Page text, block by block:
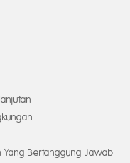
Yang Bertanggung Jawab